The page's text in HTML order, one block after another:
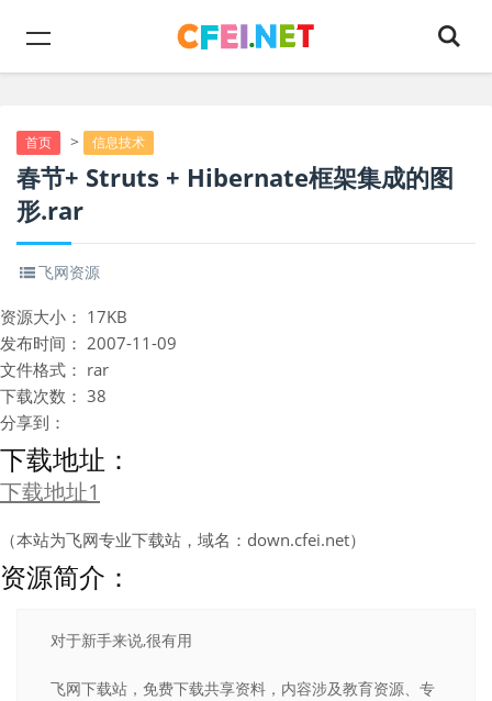
首页 > 信息技术
春节+ Struts + Hibernate框架集成的图
形.rar
飞网资源
资源大小： 17KB
发布时间： 2007-11-09
文件格式： rar
下载次数： 38
分享到：
下载地址：
下载地址1
（本站为飞网专业下载站，域名：down.cfei.net）
资源简介：
对于新手来说,很有用
飞网下载站，免费下载共享资料，内容涉及教育资源、专